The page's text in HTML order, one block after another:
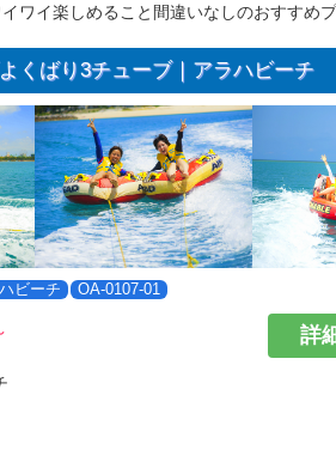
ワイ楽しめること間違いなしのおすすめ
くばり3チューブ｜アラハビーチ
ビーチ OA-0107-01
詳